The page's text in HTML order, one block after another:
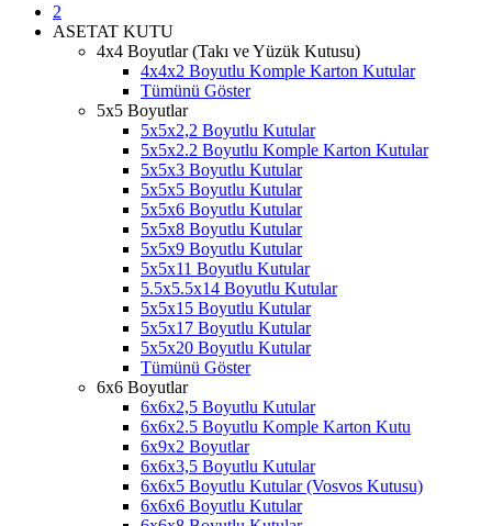
2
ASETAT KUTU
4x4 Boyutlar (Takı ve Yüzük Kutusu)
4x4x2 Boyutlu Komple Karton Kutular
Tümünü Göster
5x5 Boyutlar
5x5x2,2 Boyutlu Kutular
5x5x2.2 Boyutlu Komple Karton Kutular
5x5x3 Boyutlu Kutular
5x5x5 Boyutlu Kutular
5x5x6 Boyutlu Kutular
5x5x8 Boyutlu Kutular
5x5x9 Boyutlu Kutular
5x5x11 Boyutlu Kutular
5.5x5.5x14 Boyutlu Kutular
5x5x15 Boyutlu Kutular
5x5x17 Boyutlu Kutular
5x5x20 Boyutlu Kutular
Tümünü Göster
6x6 Boyutlar
6x6x2,5 Boyutlu Kutular
6x6x2.5 Boyutlu Komple Karton Kutu
6x9x2 Boyutlar
6x6x3,5 Boyutlu Kutular
6x6x5 Boyutlu Kutular (Vosvos Kutusu)
6x6x6 Boyutlu Kutular